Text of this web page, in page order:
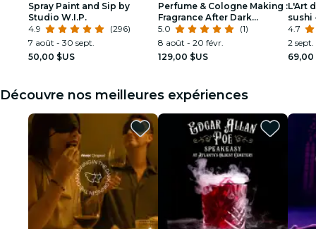
Spray Paint and Sip by
Studio W.I.P.
4.9
(296)
7 août - 30 sept.
50,00 $US
Perfume & Cologne Making :
Fragrance After Dark
(édition « Date Night »)
5.0
(1)
8 août - 20 févr.
129,00 $US
L'Art
sushi
4.7
2 sept.
69,00
Découvre nos meilleures expériences